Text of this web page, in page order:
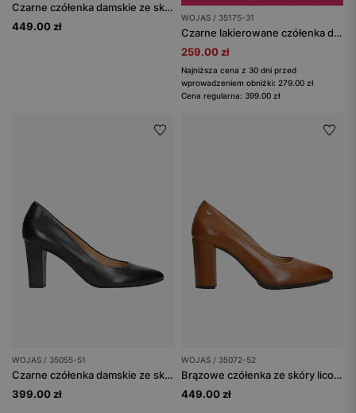
Czarne czółenka damskie ze skóry licowej
449.00 zł
WOJAS / 35175-31
Czarne lakierowane czółenka damskie na szerokim obcasie
259.00 zł
Najniższa cena z 30 dni przed
wprowadzeniem obniżki: 279.00 zł
Cena regularna: 399.00 zł
WOJAS / 35055-51
Czarne czółenka damskie ze skóry licowej
399.00 zł
WOJAS / 35072-52
Brązowe czółenka ze skóry licowej
449.00 zł